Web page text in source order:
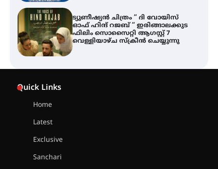
ട്യുണീഷ്യൻ ചിത്രം ” ദി വോയിസ്
ഓഫ് ഹിന്ദ് റജബ് ” ഇരിങ്ങാലക്കുട
ഫിലിം സൊസൈറ്റി ആഗസ്റ്റ് 7
വെള്ളിയാഴ്ച സ്‌ക്രീൻ ചെയ്യുന്നു
Quick Links
Home
Latest
Exclusive
Sanchari